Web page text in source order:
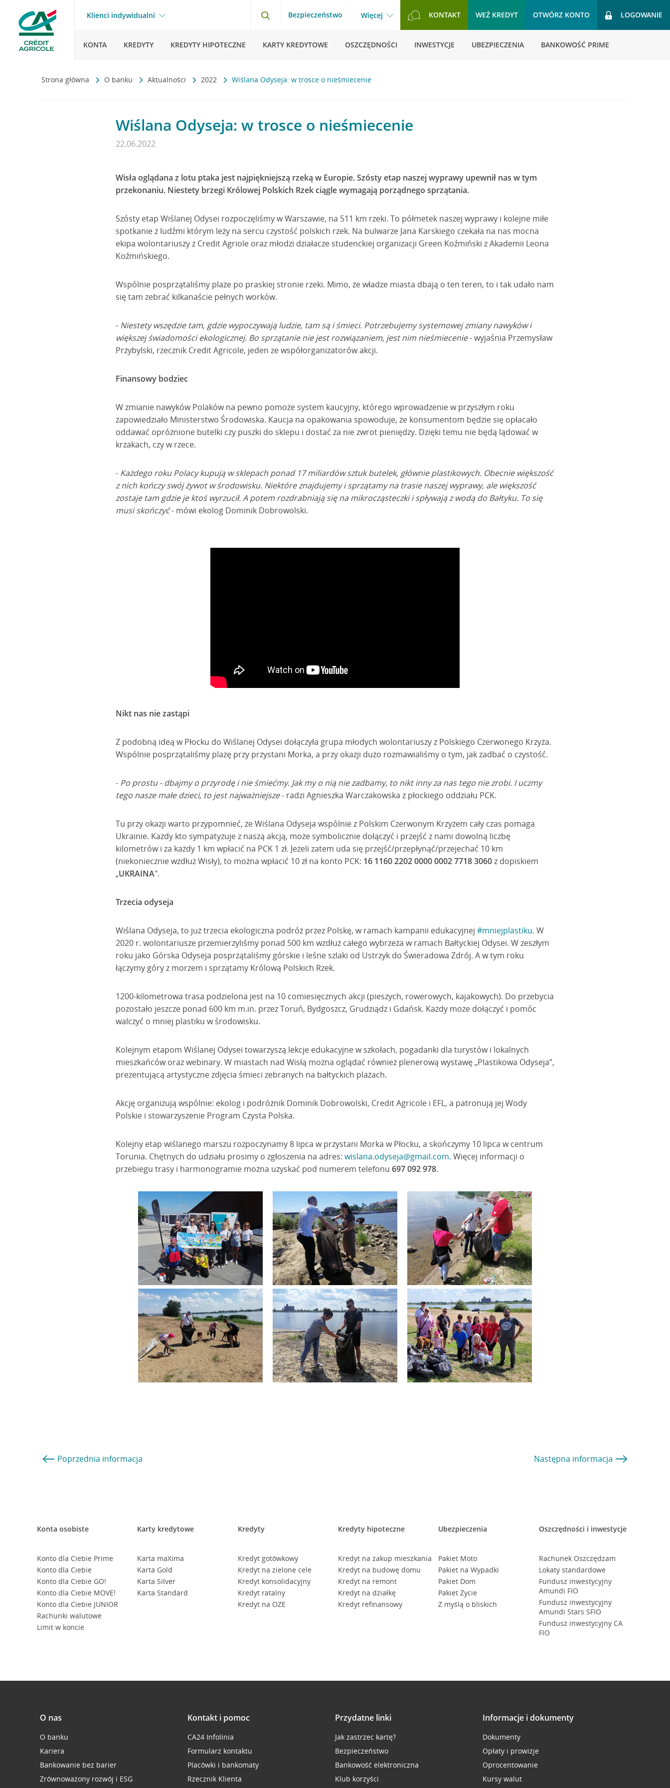
Klienci indywidualni Bezpieczeństwo Więcej KONTAKT WEŹ KREDYT OTWÓRZ KONTO LOGOWANIE
KONTA KREDYTY KREDYTY HIPOTECZNE KARTY KREDYTOWE OSZCZĘDNOŚCI INWESTYCJE UBEZPIECZENIA BANKOWOŚĆ PRIME
Strona główna O banku Aktualności 2022 Wiślana Odyseja: w trosce o nieśmiecenie
Wiślana Odyseja: w trosce o nieśmiecenie
22.06.2022
Wisła oglądana z lotu ptaka jest najpiękniejszą rzeką w Europie. Szósty etap naszej wyprawy upewnił nas w tym
przekonaniu. Niestety brzegi Królowej Polskich Rzek ciągle wymagają porządnego sprzątania.
Szósty etap Wiślanej Odysei rozpoczęliśmy w Warszawie, na 511 km rzeki. To półmetek naszej wyprawy i kolejne miłe
spotkanie z ludźmi którym leży na sercu czystość polskich rzek. Na bulwarze Jana Karskiego czekała na nas mocna
ekipa wolontariuszy z Credit Agriole oraz młodzi działacze studenckiej organizacji Green Koźmiński z Akademii Leona
Koźmińskiego.
Wspólnie posprzątaliśmy plaże po praskiej stronie rzeki. Mimo, że władze miasta dbają o ten teren, to i tak udało nam
się tam zebrać kilkanaście pełnych worków.
- Niestety wszędzie tam, gdzie wypoczywają ludzie, tam są i śmieci. Potrzebujemy systemowej zmiany nawyków i
większej świadomości ekologicznej. Bo sprzątanie nie jest rozwiązaniem, jest nim nieśmiecenie- wyjaśnia Przemysław
Przybylski, rzecznik Credit Agricole, jeden ze współorganizatorów akcji.
Finansowy bodziec
W zmianie nawyków Polaków na pewno pomoże system kaucyjny, którego wprowadzenie w przyszłym roku
zapowiedziało Ministerstwo Środowiska. Kaucja na opakowania spowoduje, że konsumentom będzie się opłacało
oddawać opróżnione butelki czy puszki do sklepu i dostać za nie zwrot pieniędzy. Dzięki temu nie będą lądować w
krzakach, czy w rzece.
- Każdego roku Polacy kupują w sklepach ponad 17 miliardów sztuk butelek, głównie plastikowych. Obecnie większość
z nich kończy swój żywot w środowisku. Niektóre znajdujemy i sprzątamy na trasie naszej wyprawy, ale większość
zostaje tam gdzie je ktoś wyrzucił. A potem rozdrabniają się na mikrocząsteczki i spływają z wodą do Bałtyku. To się
musi skończyć- mówi ekolog Dominik Dobrowolski.
Nikt nas nie zastąpi
Z podobną ideą w Płocku do Wiślanej Odysei dołączyła grupa młodych wolontariuszy z Polskiego Czerwonego Krzyża.
Wspólnie posprzątaliśmy plażę przy przystani Morka, a przy okazji dużo rozmawialiśmy o tym, jak zadbać o czystość.
- Po prostu - dbajmy o przyrodę i nie śmiećmy. Jak my o nią nie zadbamy, to nikt inny za nas tego nie zrobi. I uczmy
tego nasze małe dzieci, to jest najważniejsze- radzi Agnieszka Warczakowska z płockiego oddziału PCK.
Tu przy okazji warto przypomnieć, że Wiślana Odyseja wspólnie z Polskim Czerwonym Krzyżem cały czas pomaga
Ukrainie. Każdy kto sympatyzuje z naszą akcją, może symbolicznie dołączyć i przejść z nami dowolną liczbę
kilometrów i za każdy 1 km wpłacić na PCK 1 zł. Jeżeli zatem uda się przejść/przepłynąć/przejechać 10 km
(niekoniecznie wzdłuż Wisły), to można wpłacić 10 zł na konto PCK: 16 1160 2202 0000 0002 7718 3060z dopiskiem
„UKRAINA".
Trzecia odyseja
Wiślana Odyseja, to już trzecia ekologiczna podróż przez Polskę, w ramach kampanii edukacyjnej #mniejplastiku. W
2020 r. wolontariusze przemierzyliśmy ponad 500 km wzdłuż całego wybrzeża w ramach Bałtyckiej Odysei. W zeszłym
roku jako Górska Odyseja posprzątaliśmy górskie i leśne szlaki od Ustrzyk do Świeradowa Zdrój. A w tym roku
łączymy góry z morzem i sprzątamy Królową Polskich Rzek.
1200-kilometrowa trasa podzielona jest na 10 comiesięcznych akcji (pieszych, rowerowych, kajakowych). Do przebycia
pozostało jeszcze ponad 600 km m.in. przez Toruń, Bydgoszcz, Grudziądz i Gdańsk. Każdy może dołączyć i pomóc
walczyć o mniej plastiku w środowisku.
Kolejnym etapom Wiślanej Odysei towarzyszą lekcje edukacyjne w szkołach, pogadanki dla turystów i lokalnych
mieszkańców oraz webinary. W miastach nad Wisłą można oglądać również plenerową wystawę „Plastikowa Odyseja”,
prezentującą artystyczne zdjęcia śmieci zebranych na bałtyckich plażach.
Akcję organizują wspólnie: ekolog i podróżnik Dominik Dobrowolski, Credit Agricole i EFL, a patronują jej Wody
Polskie i stowarzyszenie Program Czysta Polska.
Kolejny etap wiślanego marszu rozpoczynamy 8 lipca w przystani Morka w Płocku, a skończymy 10 lipca w centrum
Torunia. Chętnych do udziału prosimy o zgłoszenia na adres: wislana.odyseja@gmail.com. Więcej informacji o
przebiegu trasy i harmonogramie można uzyskać pod numerem telefonu 697 092 978.
Poprzednia informacja Następna informacja
Konta osobiste
Konto dla Ciebie Prime
Konto dla Ciebie
Konto dla Ciebie GO!
Konto dla Ciebie MOVE!
Konto dla Ciebie JUNIOR
Rachunki walutowe
Limit w koncie
Karty kredytowe
Karta maXima
Karta Gold
Karta Silver
Karta Standard
Kredyty
Kredyt gotówkowy
Kredyt na zielone cele
Kredyt konsolidacyjny
Kredyt ratalny
Kredyt na OZE
Kredyty hipoteczne
Kredyt na zakup mieszkania
Kredyt na budowę domu
Kredyt na remont
Kredyt na działkę
Kredyt refinansowy
Ubezpieczenia
Pakiet Moto
Pakiet na Wypadki
Pakiet Dom
Pakiet Życie
Z myślą o bliskich
Oszczędności i inwestycje
Rachunek Oszczędzam
Lokaty standardowe
Fundusz inwestycyjny
Amundi FIO
Fundusz inwestycyjny
Amundi Stars SFIO
Fundusz inwestycyjny CA
FIO
O nas
O banku
Kariera
Bankowanie bez barier
Zrównoważony rozwój i ESG
Kontakt i pomoc
CA24 Infolinia
Formularz kontaktu
Placówki i bankomaty
Rzecznik Klienta
Przydatne linki
Jak zastrzec kartę?
Bezpieczeństwo
Bankowość elektroniczna
Klub korzyści
Informacje i dokumenty
Dokumenty
Opłaty i prowizje
Oprocentowanie
Kursy walut